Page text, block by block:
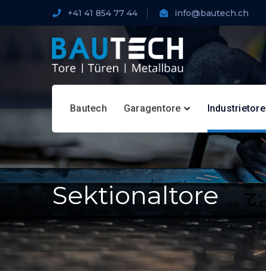
+41 41 854 77 44 info@bautech.ch
Bautech Garagentore Industrietore
Sektionaltore